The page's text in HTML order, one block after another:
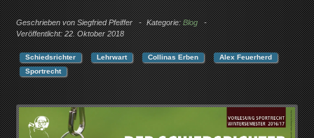
Geschrieben vonSiegfried Pfeiffer Kategorie:Blog
Veröffentlicht: 22. Oktober 2018
Schiedsrichter Lehrwart Collinas Erben
Alex Feuerherd
Sportrecht